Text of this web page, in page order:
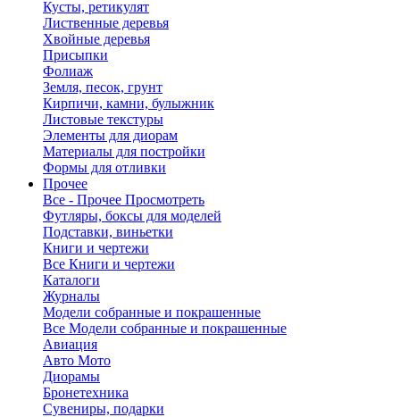
Кусты, ретикулят
Лиственные деревья
Хвойные деревья
Присыпки
Фолиаж
Земля, песок, грунт
Кирпичи, камни, булыжник
Листовые текстуры
Элементы для диорам
Материалы для постройки
Формы для отливки
Прочее
Все - Прочее Просмотреть
Футляры, боксы для моделей
Подставки, виньетки
Книги и чертежи
Все Книги и чертежи
Каталоги
Журналы
Модели собранные и покрашенные
Все Модели собранные и покрашенные
Авиация
Авто Мото
Диорамы
Бронетехника
Сувениры, подарки